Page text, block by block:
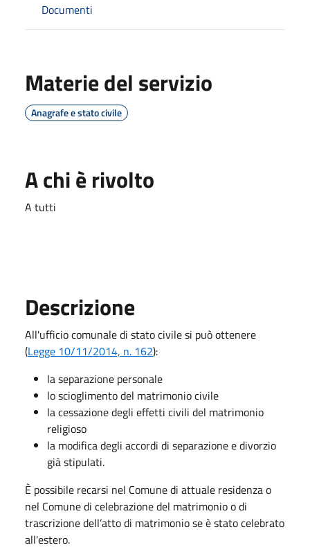
Documenti
Materie del servizio
Anagrafe e stato civile
A chi è rivolto
A tutti
Descrizione
All'ufficio comunale di stato civile si può ottenere
(Legge 10/11/2014, n. 162):
la separazione personale
lo scioglimento del matrimonio civile
la cessazione degli effetti civili del matrimonio
religioso
la modifica degli accordi di separazione e divorzio
già stipulati.
È possibile recarsi nel Comune di attuale residenza o
nel Comune di celebrazione del matrimonio o di
trascrizione dell’atto di matrimonio se è stato celebrato
all'estero.